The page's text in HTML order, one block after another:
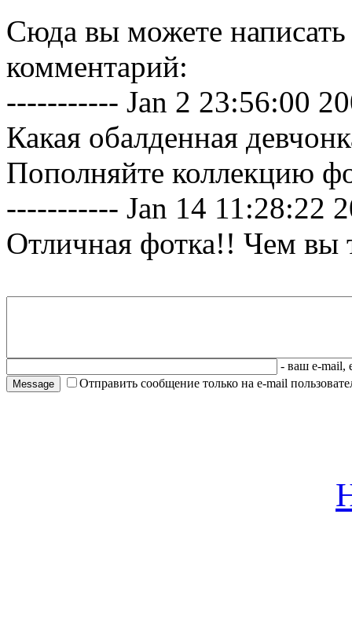
Сюда вы можете
комментарий:
----------- Jan 2 23:56:00
Какая обалденная
Пополняйте коллекцию
----------- Jan 14 11:28:22
Отличная фотка!! Чем вы
- ваш e-mail,
Отправить сообщение только на e-mail